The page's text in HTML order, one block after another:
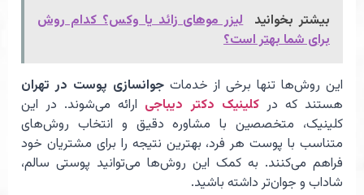
بیشتر بخوانید لیزر موهای زائد یا وکس؟ کدام روش
برای شما بهتر است؟
این روش‌ها تنها برخی از خدماتجوانسازی پوست در تهران
هستند که درکلینیک دکتر دیباجی ارائه می‌شوند. در این
کلینیک، متخصصین با مشاوره دقیق و انتخاب روش‌های
متناسب با پوست هر فرد، بهترین نتیجه را برای مشتریان خود
فراهم می‌کنند. به کمک این روش‌ها می‌توانید پوستی سالم،
شاداب و جوان‌تر داشته باشید.